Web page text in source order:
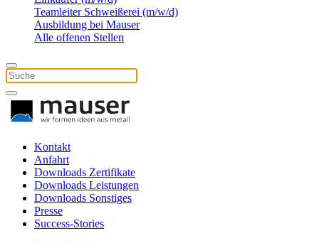
Teamleiter Schweißerei (m/w/d)
Ausbildung bei Mauser
Alle offenen Stellen
Kontakt
Anfahrt
Downloads Zertifikate
Downloads Leistungen
Downloads Sonstiges
Presse
Success-Stories